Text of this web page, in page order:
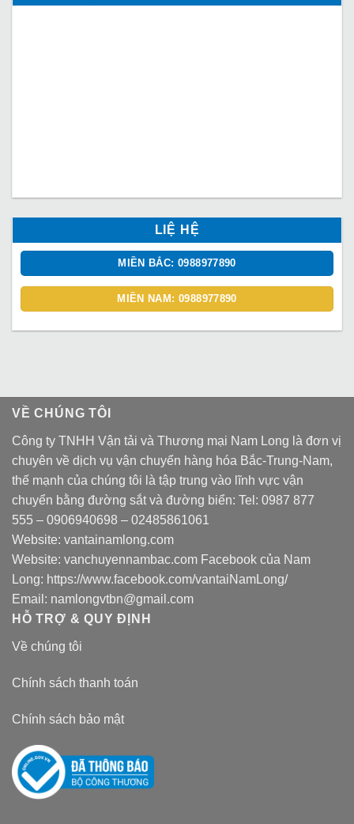
LIỆ HỆ
MIỀN BẮC: 0988977890
MIỀN NAM: 0988977890
VỀ CHÚNG TÔI
Công ty TNHH Vận tải và Thương mại Nam Long là đơn vị
chuyên về dịch vụ vận chuyển hàng hóa Bắc-Trung-Nam,
thế mạnh của chúng tôi là tập trung vào lĩnh vực vận
chuyển bằng đường sắt và đường biển: Tel: 0987 877
555 – 0906940698 – 02485861061
Website: vantainamlong.com
Website: vanchuyennambac.com Facebook của Nam
Long: https://www.facebook.com/vantaiNamLong/
Email: namlongvtbn@gmail.com
HỖ TRỢ & QUY ĐỊNH
Về chúng tôi
Chính sách thanh toán
Chính sách bảo mật